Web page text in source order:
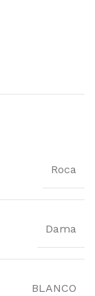
Roca
Dama
BLANCO